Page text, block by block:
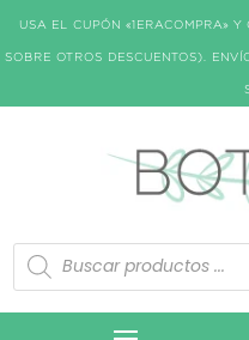
USA EL CUPÓN «1ERACOMPRA»
SOBRE OTROS DESCUENTOS).
Búsqueda
de
productos